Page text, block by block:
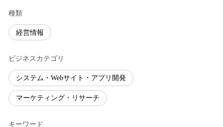
種類
経営情報
ビジネスカテゴリ
システム・Webサイト・アプリ開発
マーケティング・リサーチ
キーワード